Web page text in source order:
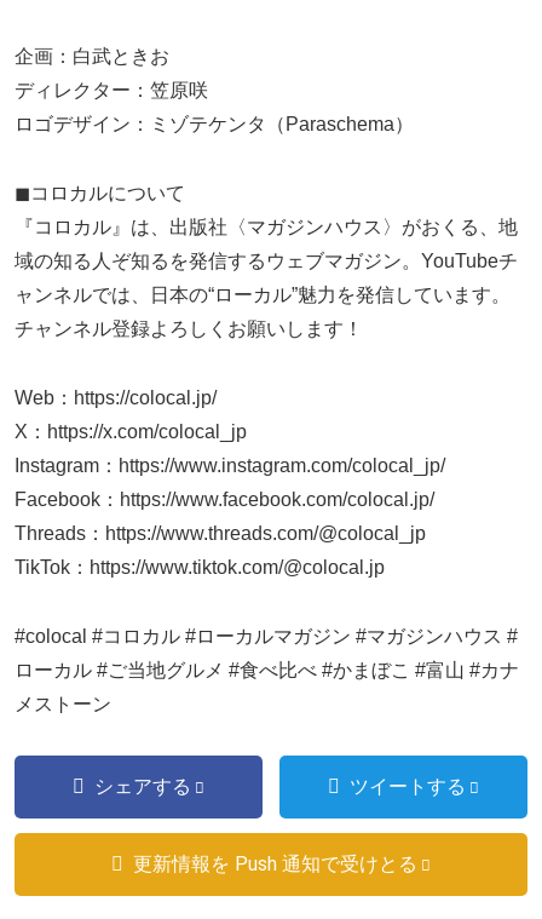
企画：白武ときお
ディレクター：笠原咲
ロゴデザイン：ミゾテケンタ（Paraschema）
◼︎コロカルについて
『コロカル』は、出版社〈マガジンハウス〉がおくる、地
域の知る人ぞ知るを発信するウェブマガジン。YouTubeチ
ャンネルでは、日本の“ローカル”魅力を発信しています。
チャンネル登録よろしくお願いします！
Web：https://colocal.jp/
X：https://x.com/colocal_jp
Instagram：https://www.instagram.com/colocal_jp/
Facebook：https://www.facebook.com/colocal.jp/
Threads：https://www.threads.com/@colocal_jp
TikTok：https://www.tiktok.com/@colocal.jp
#colocal #コロカル #ローカルマガジン #マガジンハウス #
ローカル #ご当地グルメ #食べ比べ #かまぼこ #富山 #カナ
メストーン
シェアする ツイートする
更新情報を Push 通知で受けとる